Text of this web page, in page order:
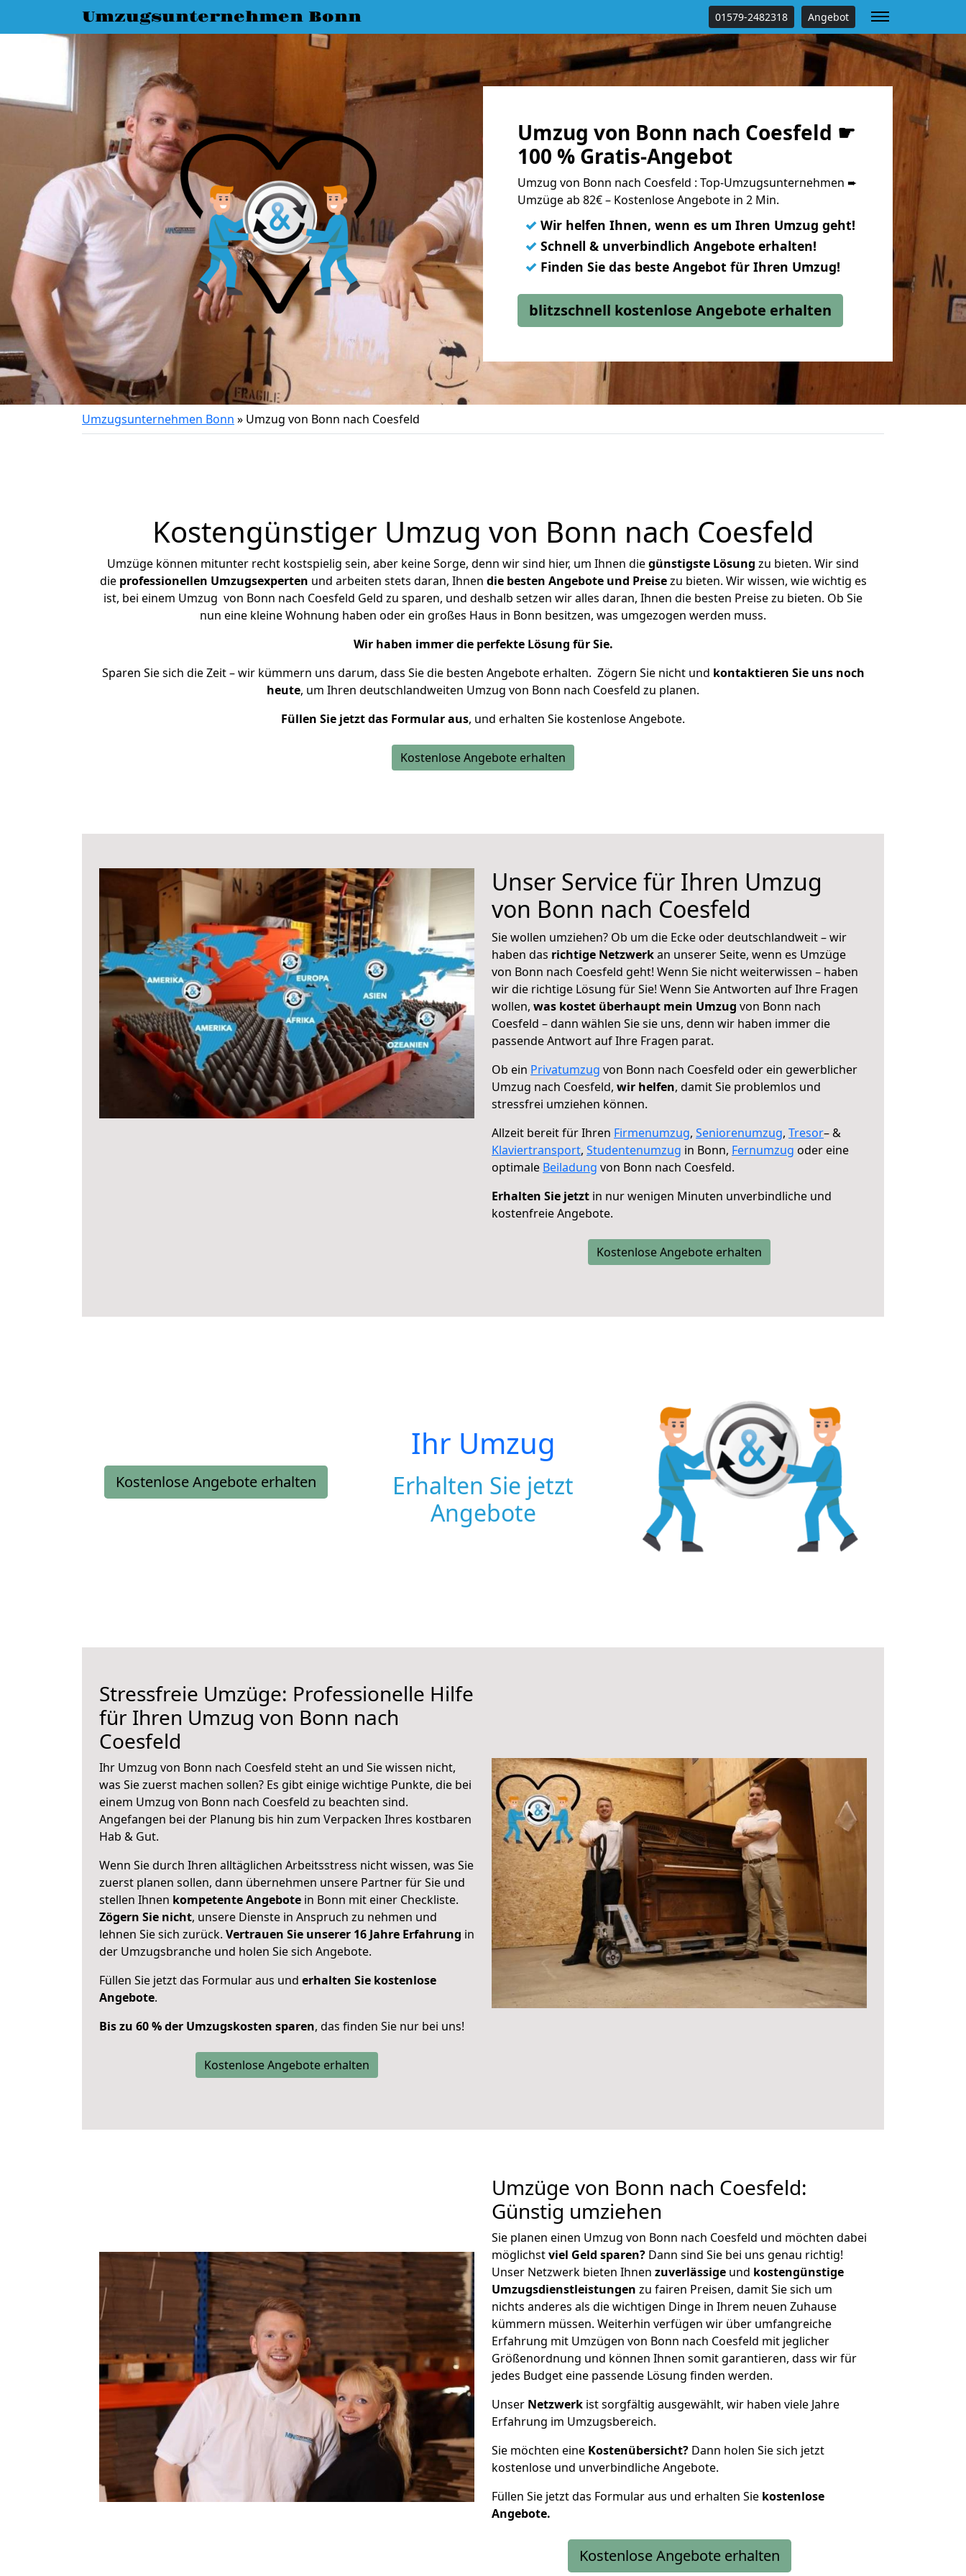
Umzugsunternehmen Bonn 01579-2482318 Angebot
Umzug von Bonn nach Coesfeld ☛
100 % Gratis-Angebot
Umzug von Bonn nach Coesfeld : Top-Umzugsunternehmen ➨
Umzüge ab 82€ – Kostenlose Angebote in 2 Min.
✓ Wir helfen Ihnen, wenn es um Ihren Umzug geht!
✓ Schnell & unverbindlich Angebote erhalten!
✓ Finden Sie das beste Angebot für Ihren Umzug!
blitzschnell kostenlose Angebote erhalten
Umzugsunternehmen Bonn » Umzug von Bonn nach Coesfeld
Kostengünstiger Umzug von Bonn nach Coesfeld
Umzüge können mitunter recht kostspielig sein, aber keine Sorge, denn wir sind hier, um Ihnen diegünstigste Lösung zu bieten. Wir sind
die professionellen Umzugsexperten und arbeiten stets daran, Ihnen die besten Angebote und Preisezu bieten. Wir wissen, wie wichtig es
ist, bei einem Umzug von Bonn nach Coesfeld Geld zu sparen, und deshalb setzen wir alles daran, Ihnen die besten Preise zu bieten. Ob Sie
nun eine kleine Wohnung haben oder ein großes Haus in Bonn besitzen, was umgezogen werden muss.
Wir haben immer die perfekte Lösung für Sie.
Sparen Sie sich die Zeit – wir kümmern uns darum, dass Sie die besten Angebote erhalten. Zögern Sie nicht und kontaktieren Sie uns noch
heute, um Ihren deutschlandweiten Umzug von Bonn nach Coesfeld zu planen.
Füllen Sie jetzt das Formular aus, und erhalten Sie kostenlose Angebote.
Kostenlose Angebote erhalten
Unser Service für Ihren Umzug
von Bonn nach Coesfeld
Sie wollen umziehen? Ob um die Ecke oder deutschlandweit – wir
haben das richtige Netzwerkan unserer Seite, wenn es Umzüge
von Bonn nach Coesfeld geht! Wenn Sie nicht weiterwissen – haben
wir die richtige Lösung für Sie! Wenn Sie Antworten auf Ihre Fragen
wollen, was kostet überhaupt mein Umzug von Bonn nach
Coesfeld – dann wählen Sie sie uns, denn wir haben immer die
passende Antwort auf Ihre Fragen parat.
Ob ein Privatumzug von Bonn nach Coesfeld oder ein gewerblicher
Umzug nach Coesfeld, wir helfen, damit Sie problemlos und
stressfrei umziehen können.
Allzeit bereit für Ihren Firmenumzug, Seniorenumzug, Tresor– &
Klaviertransport, Studentenumzug in Bonn, Fernumzug oder eine
optimale Beiladung von Bonn nach Coesfeld.
Erhalten Sie jetzt in nur wenigen Minuten unverbindliche und
kostenfreie Angebote.
Kostenlose Angebote erhalten
Kostenlose Angebote erhalten
Ihr Umzug
Erhalten Sie jetzt
Angebote
Stressfreie Umzüge: Professionelle Hilfe
für Ihren Umzug von Bonn nach
Coesfeld
Ihr Umzug von Bonn nach Coesfeld steht an und Sie wissen nicht,
was Sie zuerst machen sollen? Es gibt einige wichtige Punkte, die bei
einem Umzug von Bonn nach Coesfeld zu beachten sind.
Angefangen bei der Planung bis hin zum Verpacken Ihres kostbaren
Hab & Gut.
Wenn Sie durch Ihren alltäglichen Arbeitsstress nicht wissen, was Sie
zuerst planen sollen, dann übernehmen unsere Partner für Sie und
stellen Ihnen kompetente Angebote in Bonn mit einer Checkliste.
Zögern Sie nicht, unsere Dienste in Anspruch zu nehmen und
lehnen Sie sich zurück. Vertrauen Sie unserer 16 Jahre Erfahrung in
der Umzugsbranche und holen Sie sich Angebote.
Füllen Sie jetzt das Formular aus und erhalten Sie kostenlose
Angebote.
Bis zu 60 % der Umzugskosten sparen, das finden Sie nur bei uns!
Kostenlose Angebote erhalten
Umzüge von Bonn nach Coesfeld:
Günstig umziehen
Sie planen einen Umzug von Bonn nach Coesfeld und möchten dabei
möglichstviel Geld sparen? Dann sind Sie bei uns genau richtig!
Unser Netzwerk bieten Ihnen zuverlässige und kostengünstige
Umzugsdienstleistungen zu fairen Preisen, damit Sie sich um
nichts anderes als die wichtigen Dinge in Ihrem neuen Zuhause
kümmern müssen. Weiterhin verfügen wir über umfangreiche
Erfahrung mit Umzügen von Bonn nach Coesfeld mit jeglicher
Größenordnung und können Ihnen somit garantieren, dass wir für
jedes Budget eine passende Lösung finden werden.
Unser Netzwerk ist sorgfältig ausgewählt, wir haben viele Jahre
Erfahrung im Umzugsbereich.
Sie möchten eine Kostenübersicht? Dann holen Sie sich jetzt
kostenlose und unverbindliche Angebote.
Füllen Sie jetzt das Formular aus und erhalten Sie kostenlose
Angebote.
Kostenlose Angebote erhalten